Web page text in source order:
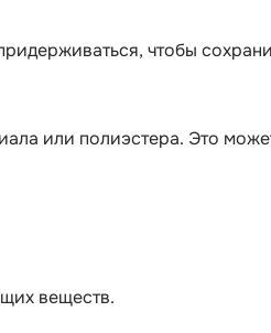
чтобы
или полиэстера. Это
веществ.